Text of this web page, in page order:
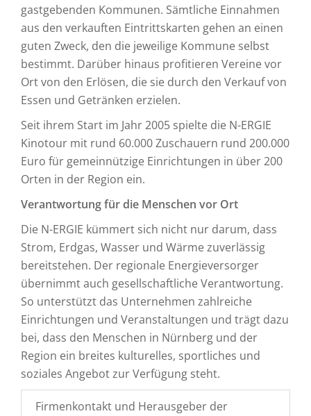
gastgebenden Kommunen. Sämtliche Einnahmen
aus den verkauften Eintrittskarten gehen an einen
guten Zweck, den die jeweilige Kommune selbst
bestimmt. Darüber hinaus profitieren Vereine vor
Ort von den Erlösen, die sie durch den Verkauf von
Essen und Getränken erzielen.
Seit ihrem Start im Jahr 2005 spielte die N-ERGIE
Kinotour mit rund 60.000 Zuschauern rund 200.000
Euro für gemeinnützige Einrichtungen in über 200
Orten in der Region ein.
Verantwortung für die Menschen vor Ort
Die N-ERGIE kümmert sich nicht nur darum, dass
Strom, Erdgas, Wasser und Wärme zuverlässig
bereitstehen. Der regionale Energieversorger
übernimmt auch gesellschaftliche Verantwortung.
So unterstützt das Unternehmen zahlreiche
Einrichtungen und Veranstaltungen und trägt dazu
bei, dass den Menschen in Nürnberg und der
Region ein breites kulturelles, sportliches und
soziales Angebot zur Verfügung steht.
Firmenkontakt und Herausgeber der